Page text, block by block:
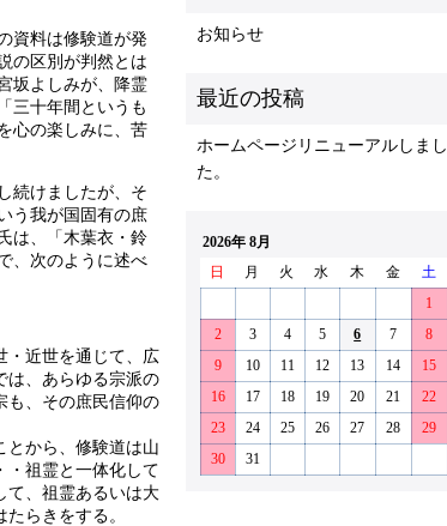
資料は修験道が発
の区別が判然とは
坂よしみが、降霊
三十年間というも
心の楽しみに、苦
続けましたが、そ
う我が国固有の庶
は、「木葉衣・鈴
、次のように述べ
・近世を通じて、広
は、あらゆる宗派の
も、その庶民信仰の
とから、修験道は山
・祖霊と一体化して
て、祖霊あるいは大
らきをする。
お知らせ
ホームページリニューアルしまし
た。
2026年 8月
日
月 火 水 木 金
土
1
2
3 4 5 6 7
8
9
10 11 12 13 14
15
16
17 18 19 20 21
22
23
24 25 26 27 28
29
30
31